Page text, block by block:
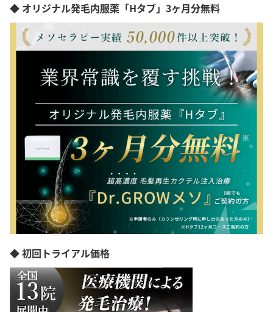
◆ オリジナル発毛内服薬「Hタブ」3ヶ月分無料
◆ 初回トライアル価格